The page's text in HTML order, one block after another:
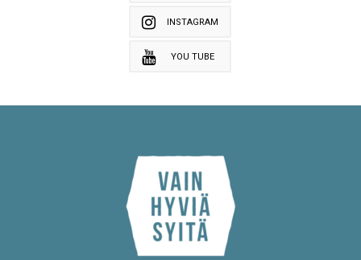
INSTAGRAM
YOU TUBE